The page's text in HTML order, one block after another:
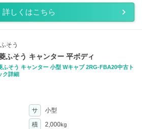
詳しくはこちら
そう
ふそう キャンター 平ボディ
ふそう キャンター 小型 Wキャブ 2RG-FBA20中古ト
ク詳細
サ
小型
積 2,000kg